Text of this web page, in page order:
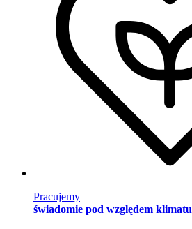
Pracujemy
świadomie pod względem klimatu